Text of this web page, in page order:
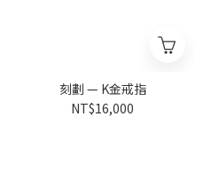
刻劃 — K金戒指
NT$16,000